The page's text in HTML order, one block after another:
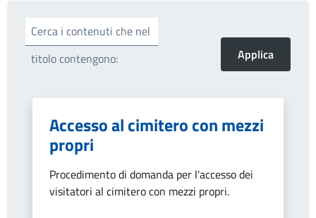
Cerca i contenuti che nel
titolo contengono:
Accesso al cimitero con mezzi
propri
Procedimento di domanda per l'accesso dei
visitatori al cimitero con mezzi propri.